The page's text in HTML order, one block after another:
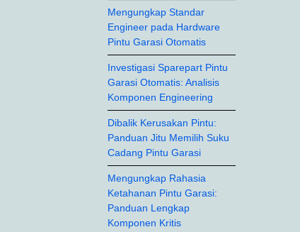
Mengungkap Standar
Engineer pada Hardware
Pintu Garasi Otomatis
Investigasi Sparepart Pintu
Garasi Otomatis: Analisis
Komponen Engineering
Dibalik Kerusakan Pintu:
Panduan Jitu Memilih Suku
Cadang Pintu Garasi
Mengungkap Rahasia
Ketahanan Pintu Garasi:
Panduan Lengkap
Komponen Kritis